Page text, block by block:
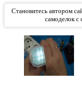
Становитесь автором
самоделок с